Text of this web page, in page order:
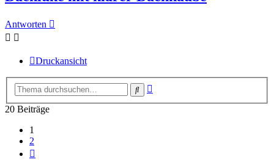
Antworten
Druckansicht
Suche
20 Beiträge
1
2